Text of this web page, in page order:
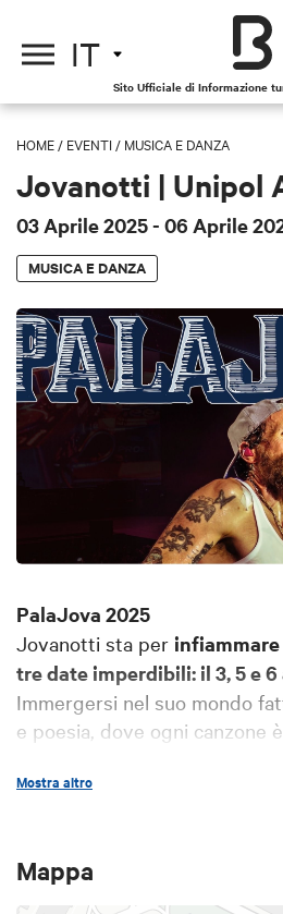
IT
Sito Ufficiale di Informazione
HOME / EVENTI / MUSICA E DANZA
Jovanotti | Unipol
03 Aprile 2025- 06 Aprile
MUSICA E DANZA
PalaJova 2025
Jovanotti sta per
tre date imperdibili: il 3, 5 e
Immergersi nel suo mondo
e poesia, dove ogni canzone
cantare e vivere il live in puro
un'esperienza indimenticabile.
Mostra altro
Mappa